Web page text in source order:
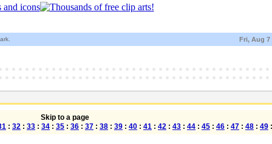
Fri, Aug 7
Skip to a page
: 32 : 33 : 34 : 35 : 36 : 37 : 38 : 39 : 40 : 41 : 42 : 43 : 44 : 45 : 46 : 47 : 48 : 49